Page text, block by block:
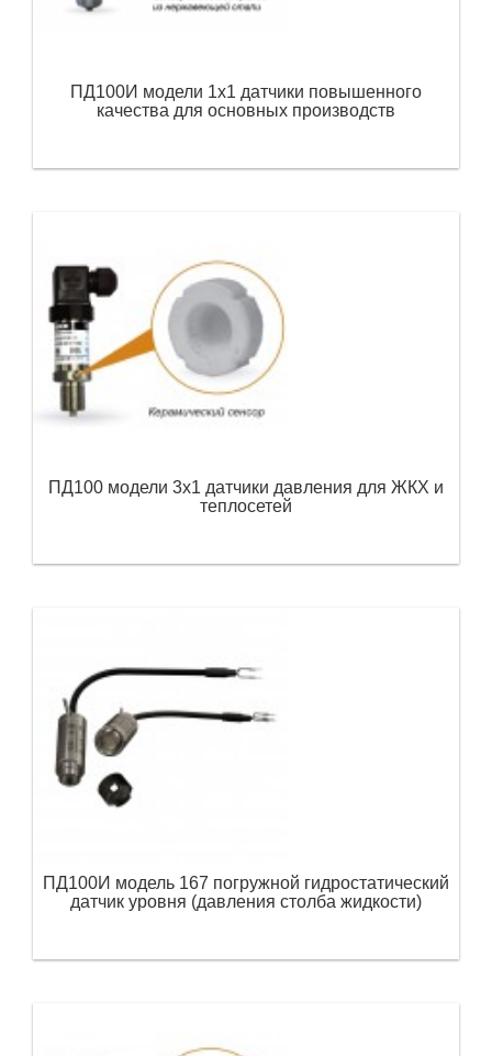
ПД100И модели 1х1 датчики повышенного
качества для основных производств
ПД100 модели 3х1 датчики давления для ЖКХ и
теплосетей
ПД100И модель 167 погружной гидростатический
датчик уровня (давления столба жидкости)